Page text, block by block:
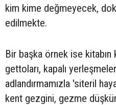
kim kime değmeyecek,
edilmekte.
Bir başka örnek ise
gettoları, kapalı
adlandırmamızla 'siteril
kent gezgini, gezme